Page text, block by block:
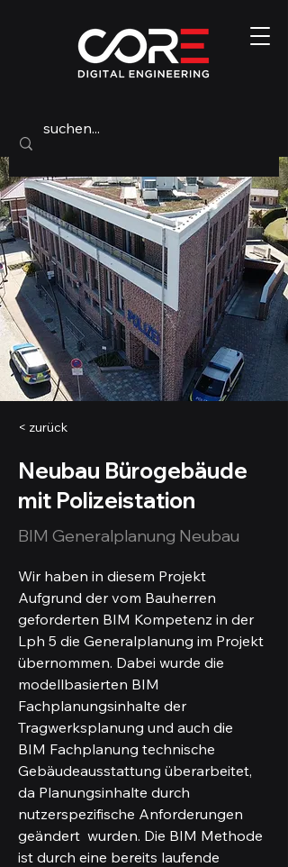
< zurück
Neubau Bürogebäude
mit Polizeistation
BIM Generalplanung Neubau
Wir haben in diesem Projekt
Aufgrund der vom Bauherren
geforderten BIM Kompetenz in der
Lph 5 die Generalplanung im Projekt
übernommen. Dabei wurde die
modellbasierten BIM
Fachplanungsinhalte der
Tragwerksplanung und auch die
BIM Fachplanung technische
Gebäudeausstattung überarbeitet,
da Planungsinhalte durch
nutzerspezifische Anforderungen
geändert  wurden. Die BIM Methode
ist durch eine bereits laufende